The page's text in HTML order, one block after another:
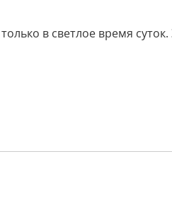
в светлое время